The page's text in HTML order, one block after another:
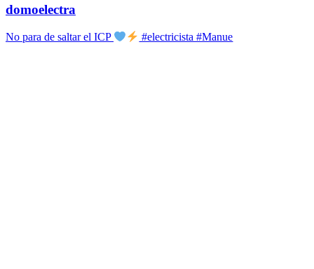
domoelectra
No para de saltar el ICP #electricista #Manue